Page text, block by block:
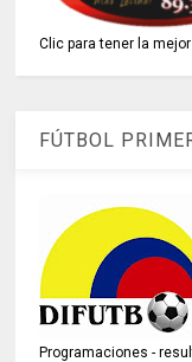
Clic para tener la
FÚTBOL
Programaciones -